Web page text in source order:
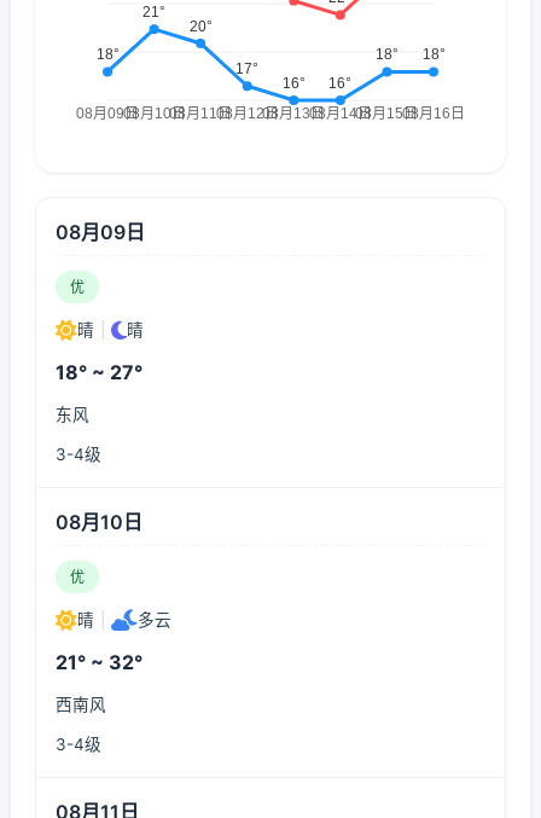
08月09日
优
晴 晴
18° ~ 27°
东风
3-4级
08月10日
优
晴 多云
21° ~ 32°
西南风
3-4级
08月11日